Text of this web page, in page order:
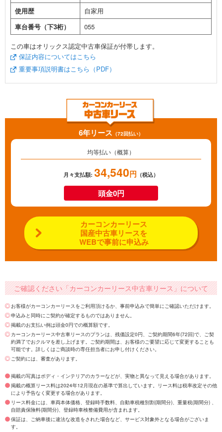
使用歴
自家用
車台番号（下3桁）
055
この車はオリックス認定中古車保証が付帯します。
保証内容についてはこちら
重要事項説明書はこちら（PDF）
6年リース （72回払い）
均等払い（概算）
月々支払額: 34,540円 （税込）
頭金0円
カーコンカーリース
国産中古車リースを
WEBで事前に申込み
ご確認ください「カーコンカーリース中古車リース」について
お客様がカーコンカーリースをご利用頂けるか、事前申込みで簡単にご確認いただけます。
申込みと同時にご契約が確定するものではありません。
掲載のお支払い例は頭金0円での概算額です。
カーコンカーリース中古車リースのプランは、残価設定0円、ご契約期間6年(72回)で、ご契
約満了でおクルマを差し上げます。ご契約期間は、お客様のご要望に応じて変更することも
可能です。詳しくはご商談時の専任担当者にお申し付けください。
ご契約には、審査があります。
掲載の写真はボディ・インテリアのカラーなどが、実物と異なって見える場合があります。
掲載の概算リース料は2024年12月現在の基準で算出しています。リース料は税率改定その他
により予告なく変更する場合があります。
リース料金には、車両本体価格、登録時手数料、自動車税種別割(期間分)、重量税(期間分) 、
自賠責保険料(期間分)、登録時車検整備費用が含まれます。
保証は、ご納車後に違法な改造をされた場合など、サービス対象外となる場合がございま
す。